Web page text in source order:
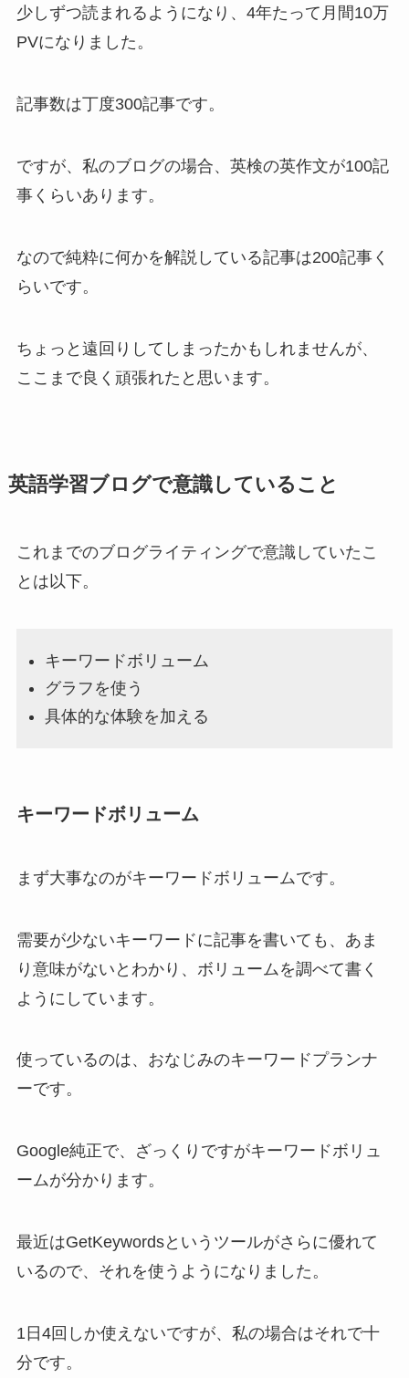
少しずつ読まれるようになり、4年たって月間10万
PVになりました。
記事数は丁度300記事です。
ですが、私のブログの場合、英検の英作文が100記
事くらいあります。
なので純粋に何かを解説している記事は200記事く
らいです。
ちょっと遠回りしてしまったかもしれませんが、
ここまで良く頑張れたと思います。
英語学習ブログで意識していること
これまでのブログライティングで意識していたこ
とは以下。
キーワードボリューム
グラフを使う
具体的な体験を加える
キーワードボリューム
まず大事なのがキーワードボリュームです。
需要が少ないキーワードに記事を書いても、あま
り意味がないとわかり、ボリュームを調べて書く
ようにしています。
使っているのは、おなじみのキーワードプランナ
ーです。
Google純正で、ざっくりですがキーワードボリュ
ームが分かります。
最近はGetKeywordsというツールがさらに優れて
いるので、それを使うようになりました。
1日4回しか使えないですが、私の場合はそれで十
分です。